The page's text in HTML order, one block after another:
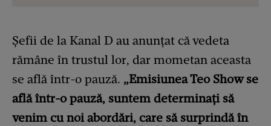
Șefii de la Kanal D au anunțat că vedeta
rămâne în trustul lor, dar mometan aceasta
se află într-o pauză. „Emisiunea Teo Show se
află într-o pauză, suntem determinați să
venim cu noi abordări, care să surprindă în